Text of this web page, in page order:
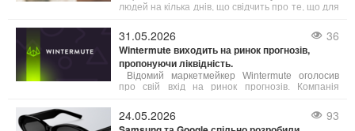
людей на кілька днів, що свідчить про те, що для
31.05.2026 36
Wintermute виходить на ринок прогнозів,
пропонуючи ліквідність.
Відомий маркетмейкер Wintermute оголосив
про свій вхід на ринок прогнозів. Компанія
забезпечуючи постійні котирування для
контрактів на події на провідних платформах.
24.05.2026 93